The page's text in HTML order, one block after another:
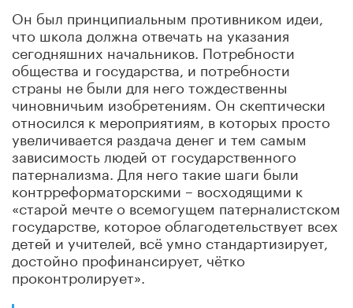
Он был принципиальным противником идеи,
что школа должна отвечать на указания
сегодняшних начальников. Потребности
общества и государства, и потребности
страны не были для него тождественны
чиновничьим изобретениям. Он скептически
относился к мероприятиям, в которых просто
увеличивается раздача денег и тем самым
зависимость людей от государственного
патернализма. Для него такие шаги были
контрреформаторскими – восходящими к
«старой мечте о всемогущем патерналистском
государстве, которое облагодетельствует всех
детей и учителей, всё умно стандартизирует,
достойно профинансирует, чётко
проконтролирует».